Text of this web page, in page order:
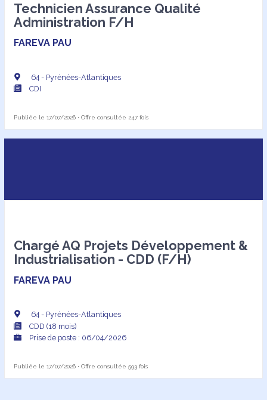
Technicien Assurance Qualité
Administration F/H
FAREVA PAU
64 - Pyrénées-Atlantiques
CDI
Publiée le 17/07/2026 • Offre consultée 247 fois
Chargé AQ Projets Développement &
Industrialisation - CDD (F/H)
FAREVA PAU
64 - Pyrénées-Atlantiques
CDD (18 mois)
Prise de poste : 06/04/2026
Publiée le 17/07/2026 • Offre consultée 593 fois